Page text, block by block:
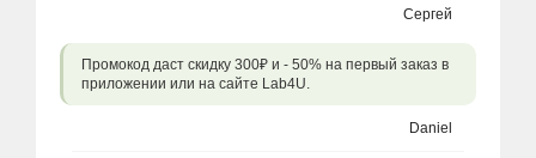
Сергей
Промокод даст скидку 300₽ и - 50% на первый заказ в
приложении или на сайте Lab4U.
Daniel